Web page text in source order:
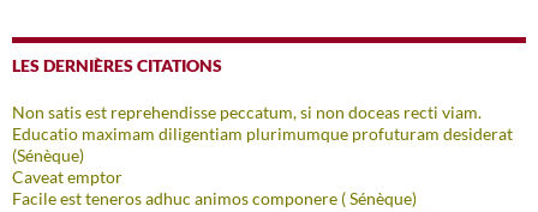
LES DERNIÈRES CITATIONS
Non satis est reprehendisse peccatum, si non doceas recti viam.
Educatio maximam diligentiam plurimumque profuturam desiderat
(Sénèque)
Caveat emptor
Facile est teneros adhuc animos componere ( Sénèque)